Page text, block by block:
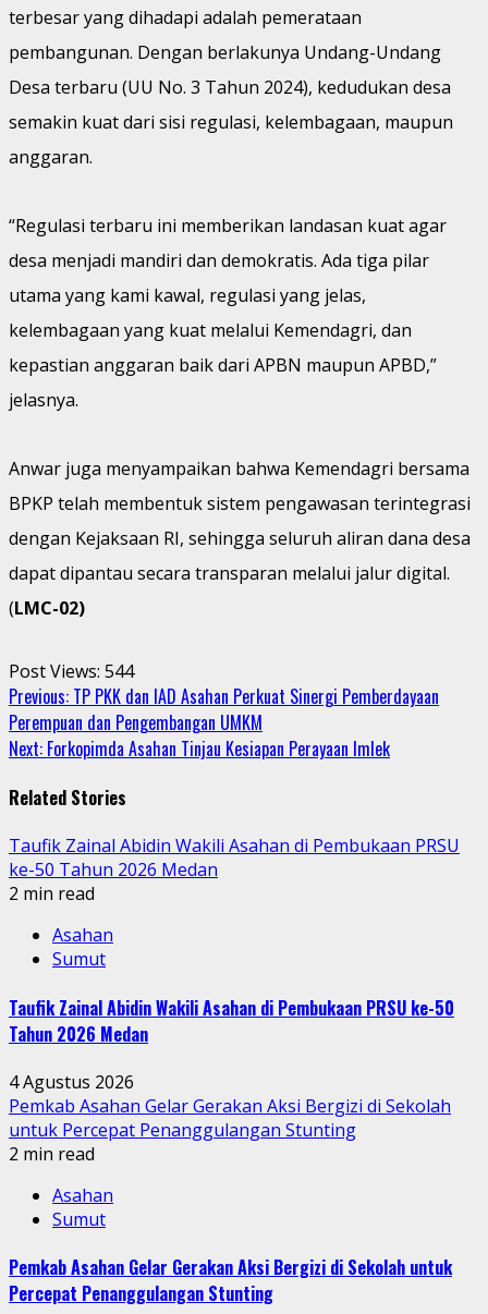
terbesar yang dihadapi adalah pemerataan
pembangunan. Dengan berlakunya Undang-Undang
Desa terbaru (UU No. 3 Tahun 2024), kedudukan desa
semakin kuat dari sisi regulasi, kelembagaan, maupun
anggaran.
“Regulasi terbaru ini memberikan landasan kuat agar
desa menjadi mandiri dan demokratis. Ada tiga pilar
utama yang kami kawal, regulasi yang jelas,
kelembagaan yang kuat melalui Kemendagri, dan
kepastian anggaran baik dari APBN maupun APBD,”
jelasnya.
Anwar juga menyampaikan bahwa Kemendagri bersama
BPKP telah membentuk sistem pengawasan terintegrasi
dengan Kejaksaan RI, sehingga seluruh aliran dana desa
dapat dipantau secara transparan melalui jalur digital.
(LMC-02)
Post Views: 544
Continue
Reading
Previous: TP PKK dan IAD Asahan Perkuat Sinergi Pemberdayaan
Perempuan dan Pengembangan UMKM
Next: Forkopimda Asahan Tinjau Kesiapan Perayaan Imlek
Related Stories
Taufik Zainal Abidin Wakili Asahan di Pembukaan PRSU
ke-50 Tahun 2026 Medan
2 min read
Asahan
Sumut
Taufik Zainal Abidin Wakili Asahan di Pembukaan PRSU ke-50
Tahun 2026 Medan
4 Agustus 2026
Pemkab Asahan Gelar Gerakan Aksi Bergizi di Sekolah
untuk Percepat Penanggulangan Stunting
2 min read
Asahan
Sumut
Pemkab Asahan Gelar Gerakan Aksi Bergizi di Sekolah untuk
Percepat Penanggulangan Stunting